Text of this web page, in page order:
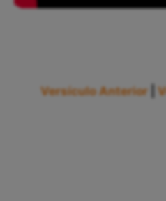
Versículo Anterior